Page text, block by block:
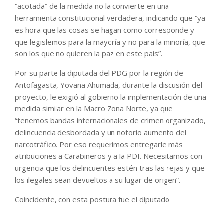
“acotada” de la medida no la convierte en una
herramienta constitucional verdadera, indicando que “ya
es hora que las cosas se hagan como corresponde y
que legislemos para la mayoría y no para la minoría, que
son los que no quieren la paz en este país”.
Por su parte la diputada del PDG por la región de
Antofagasta, Yovana Ahumada, durante la discusión del
proyecto, le exigió al gobierno la implementación de una
medida similar en la Macro Zona Norte, ya que
“tenemos bandas internacionales de crimen organizado,
delincuencia desbordada y un notorio aumento del
narcotráfico. Por eso requerimos entregarle más
atribuciones a Carabineros y a la PDI. Necesitamos con
urgencia que los delincuentes estén tras las rejas y que
los ilegales sean devueltos a su lugar de origen”.
Coincidente, con esta postura fue el diputado